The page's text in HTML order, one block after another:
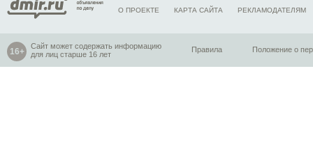
О ПРОЕКТЕ КАРТА САЙТА РЕКЛАМОДАТЕЛЯМ
Сайт может содержать информацию
для лиц старше 16 лет
Правила Положение о